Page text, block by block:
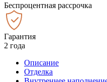
Беспроцентная рассрочка
Гарантия
2 года
Описание
Отделка